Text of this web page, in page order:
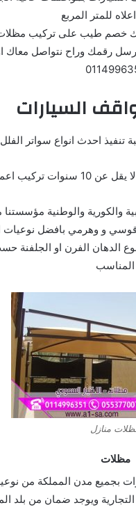
للمتر المربع
خصم طيب على تركیب مظلات
رقمك وراح نتواصل معاك
السيارات
تنفيذ احدث انواع سواتر الفلل
10 سنوات تركيب
والكورية والوطنية
قوسي و وهرمي بافضل نوعيات
الدهان الفرن او الجلفنة
المناسب
منازل
مظلات
بجميع مدن المملكة
ويوجد ضمان من بلد